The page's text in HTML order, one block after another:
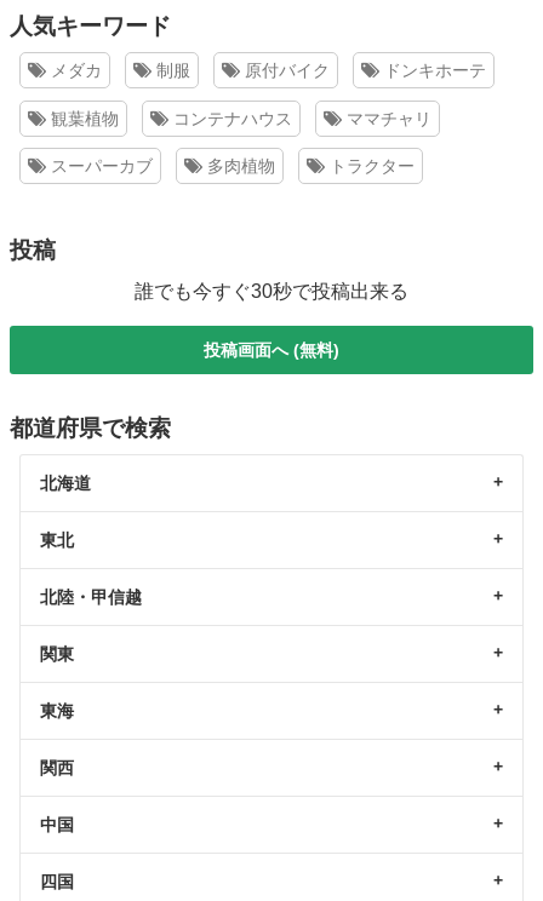
人気キーワード
メダカ 制服 原付バイク ドンキホーテ
観葉植物 コンテナハウス ママチャリ
スーパーカブ 多肉植物 トラクター
投稿
誰でも今すぐ30秒で投稿出来る
投稿画面へ (無料)
都道府県で検索
北海道
東北
北陸・甲信越
関東
東海
関西
中国
四国